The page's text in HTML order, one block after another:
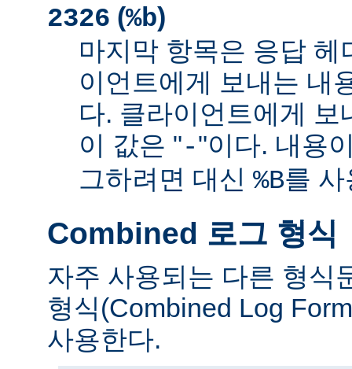
2326 (%b)
마지막 항목은 응답
이언트에게 보내는 내
다. 클라이언트에게
이 값은 "-"이다. 내용
그하려면 대신 %B를
Combined 로그 형식
자주 사용되는 다른 형식
형식(Combined Log
사용한다.